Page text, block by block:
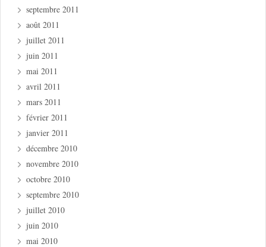
septembre 2011
août 2011
juillet 2011
juin 2011
mai 2011
avril 2011
mars 2011
février 2011
janvier 2011
décembre 2010
novembre 2010
octobre 2010
septembre 2010
juillet 2010
juin 2010
mai 2010